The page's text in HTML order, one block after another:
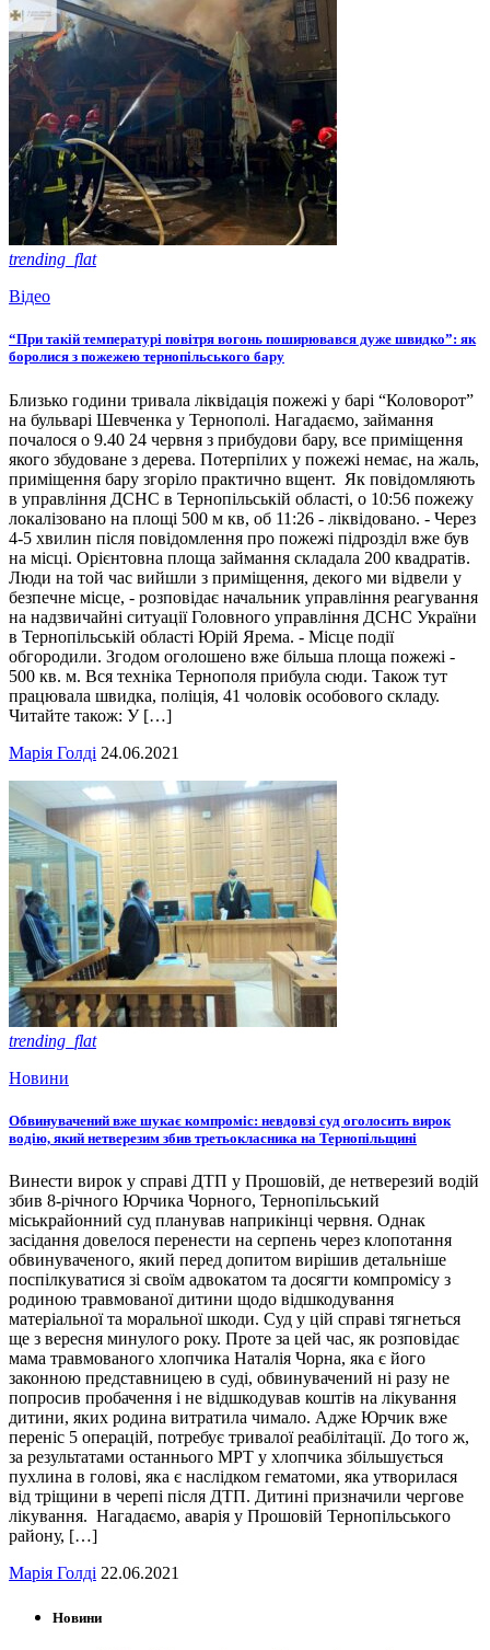
trending_flat
Відео
“При такій температурі повітря вогонь поширювався дуже швидко”: як
боролися з пожежею тернопільського бару
Близько години тривала ліквідація пожежі у барі “Коловорот”
на бульварі Шевченка у Тернополі. Нагадаємо, займання
почалося о 9.40 24 червня з прибудови бару, все приміщення
якого збудоване з дерева. Потерпілих у пожежі немає, на жаль,
приміщення бару згоріло практично вщент. Як повідомляють
в управління ДСНС в Тернопільській області, о 10:56 пожежу
локалізовано на площі 500 м кв, об 11:26 - ліквідовано. - Через
4-5 хвилин після повідомлення про пожежі підрозділ вже був
на місці. Орієнтовна площа займання складала 200 квадратів.
Люди на той час вийшли з приміщення, декого ми відвели у
безпечне місце, - розповідає начальник управління реагування
на надзвичайні ситуації Головного управління ДСНС України
в Тернопільській області Юрій Ярема. - Місце події
обгородили. Згодом оголошено вже більша площа пожежі -
500 кв. м. Вся техніка Тернополя прибула сюди. Також тут
працювала швидка, поліція, 41 чоловік особового складу.
Читайте також: У […]
Марія Голді 24.06.2021
trending_flat
Новини
Обвинувачений вже шукає компроміс: невдовзі суд оголосить вирок
водію, який нетверезим збив третьокласника на Тернопільщині
Винести вирок у справі ДТП у Прошовій, де нетверезий водій
збив 8-річного Юрчика Чорного, Тернопільський
міськрайонний суд планував наприкінці червня. Однак
засідання довелося перенести на серпень через клопотання
обвинуваченого, який перед допитом вирішив детальніше
поспілкуватися зі своїм адвокатом та досягти компромісу з
родиною травмованої дитини щодо відшкодування
матеріальної та моральної шкоди. Суд у цій справі тягнеться
ще з вересня минулого року. Проте за цей час, як розповідає
мама травмованого хлопчика Наталія Чорна, яка є його
законною представницею в суді, обвинувачений ні разу не
попросив пробачення і не відшкодував коштів на лікування
дитини, яких родина витратила чимало. Адже Юрчик вже
переніс 5 операцій, потребує тривалої реабілітації. До того ж,
за результатами останнього МРТ у хлопчика збільшується
пухлина в голові, яка є наслідком гематоми, яка утворилася
від тріщини в черепі після ДТП. Дитині призначили чергове
лікування. Нагадаємо, аварія у Прошовій Тернопільського
району, […]
Марія Голді 22.06.2021
Новини